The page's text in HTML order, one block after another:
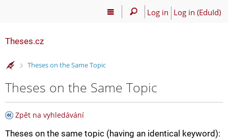
Log in Log in (EduId)
Theses.cz
>
Theses on the Same Topic
Theses on the Same Topic
Zpět na vyhledávání
Theses on the same topic (having an identical keyword):